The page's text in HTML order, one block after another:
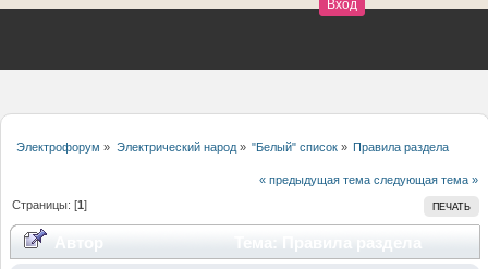
Электрофорум » Электрический народ» "Белый" список» Правила раздела
« предыдущая тема следующая тема »
ПЕЧАТЬ
Страницы: [1]